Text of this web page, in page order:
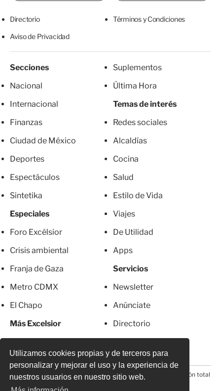
Utilizamos cookies propias y de terceros para
personalizar y mejorar el uso y la experiencia de
nuestros usuarios en nuestro sitio web.
Directorio Términos y Condiciones
Aviso de Privacidad
Secciones
Nacional
Internacional
Finanzas
Ciudad de México
Deportes
Espectáculos
Sintetika
Especiales
Foro Excélsior
Crisis ambiental
Franja de Gaza
Metro CDMX
El Chapo
Más Excelsior
Suplementos
Última Hora
Temas de interés
Redes sociales
Alcaldías
Cocina
Salud
Estilo de Vida
Viajes
De Utilidad
Apps
Servicios
Newsletter
Anúnciate
Directorio
© 2026 Todos los derechos reservados. Prohibida la reproducción total
o parcial, incluyendo cualquier medio electrónico*